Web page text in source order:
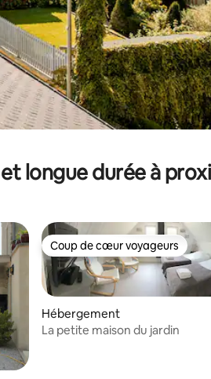
longue durée à
Coup de cœur voyageurs
Coup de cœur voyageurs
Hébergement
La petite maison du jardin